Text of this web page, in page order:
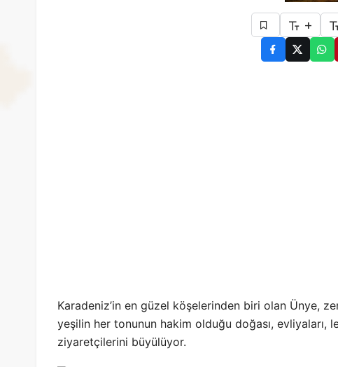
+
Karadeniz’in en güzel köşelerinden biri olan Ünye,
yeşilin her tonunun hakim olduğu doğası, evliyaları,
ziyaretçilerini büyülüyor.